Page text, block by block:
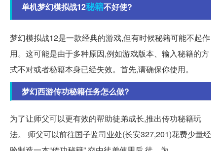
单机梦幻模拟战12秘籍不好使?
梦幻模拟战12是一款经典的游戏,但有时候秘籍可能不起作
用。这可能是由于多种原因,例如游戏版本、输入秘籍的方
式不对或者秘籍本身已经失效。首先,请确保你使用。
梦幻西游传功秘籍任务怎么做?
为了让师父可以更有效的帮助徒弟成长,推出传功秘籍玩
法。 师父可以前往国子监司业处(长安327,201)花费少量经